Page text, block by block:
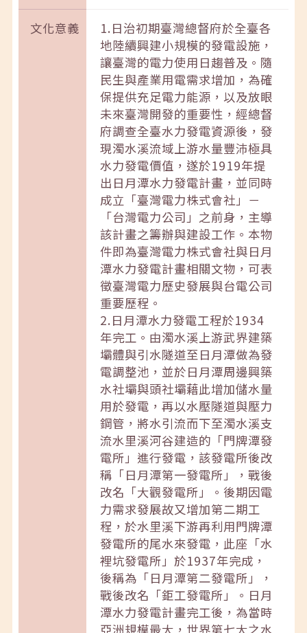
文化意義
1.日治初期臺灣總督府於全臺各
地陸續興建小規模的發電設施，
讓臺灣的電力使用日趨普及。隨
民生與產業用電需求增加，為確
保提供充足電力能源，以及放眼
未來臺灣開發的重要性，經總督
府調查全臺水力發電資源後，發
現濁水溪流域上游水量豐沛極具
水力發電價值，遂於1919年提
出日月潭水力發電計畫，並同時
成立「臺灣電力株式會社」－
「台灣電力公司」之前身，主導
該計畫之籌辦與建設工作。本物
件即為臺灣電力株式會社與日月
潭水力發電計畫相關文物，可表
徵臺灣電力歷史發展與台電公司
重要歷程。
2.日月潭水力發電工程於1934
年完工。由濁水溪上游武界建築
壩體與引水隧道至日月潭做為發
電調整池，並於日月潭周邊興築
水社壩與頭社壩藉此增加儲水量
用於發電，再以水壓隧道與壓力
鋼管，將水引流而下至濁水溪支
流水里溪河谷建造的「門牌潭發
電所」進行發電，該發電所後改
稱「日月潭第一發電所」，戰後
改名「大觀發電所」。後期因電
力需求發展故又增加第二期工
程，於水里溪下游再利用門牌潭
發電所的尾水來發電，此座「水
裡坑發電所」於1937年完成，
後稱為「日月潭第二發電所」，
戰後改名「鉅工發電所」。日月
潭水力發電計畫完工後，為當時
亞洲規模最大，世界第七大之水